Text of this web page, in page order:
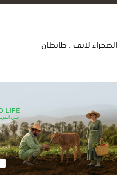
الصحراء لايف : طانطان